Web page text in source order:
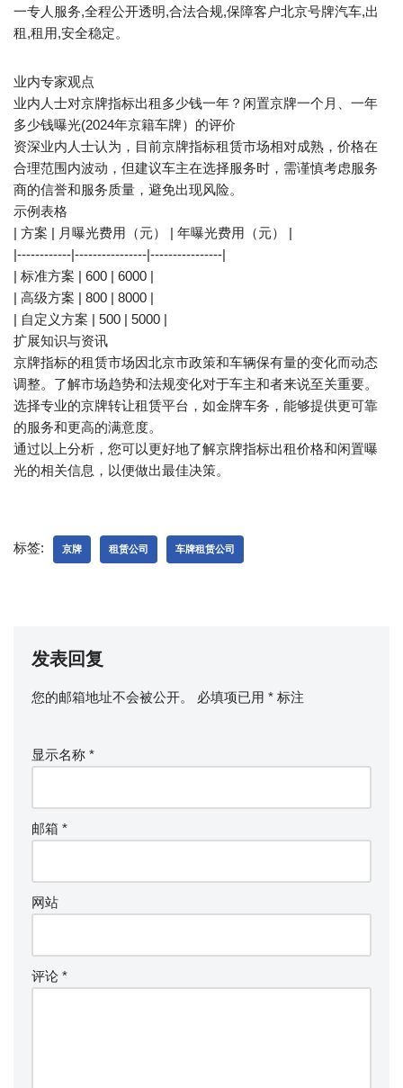
一专人服务,全程公开透明,合法合规,保障客户北京号牌汽车,出
租,租用,安全稳定。
业内专家观点
业内人士对京牌指标出租多少钱一年？闲置京牌一个月、一年
多少钱曝光(2024年京籍车牌）的评价
资深业内人士认为，目前京牌指标租赁市场相对成熟，价格在
合理范围内波动，但建议车主在选择服务时，需谨慎考虑服务
商的信誉和服务质量，避免出现风险。
示例表格
| 方案 | 月曝光费用（元） | 年曝光费用（元） |
|------------|----------------|----------------|
| 标准方案 | 600 | 6000 |
| 高级方案 | 800 | 8000 |
| 自定义方案 | 500 | 5000 |
扩展知识与资讯
京牌指标的租赁市场因北京市政策和车辆保有量的变化而动态
调整。了解市场趋势和法规变化对于车主和者来说至关重要。
选择专业的京牌转让租赁平台，如金牌车务，能够提供更可靠
的服务和更高的满意度。
通过以上分析，您可以更好地了解京牌指标出租价格和闲置曝
光的相关信息，以便做出最佳决策。
标签: 京牌 租赁公司 车牌租赁公司
发表回复
您的邮箱地址不会被公开。 必填项已用 * 标注
显示名称 *
邮箱 *
网站
评论 *